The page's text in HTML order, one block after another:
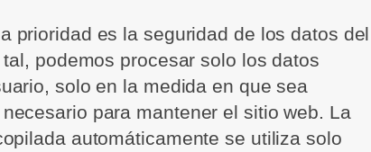
prioridad es la seguridad de los datos del
podemos procesar solo los datos
solo en la medida en que sea
para mantener el sitio web. La
automáticamente se utiliza solo